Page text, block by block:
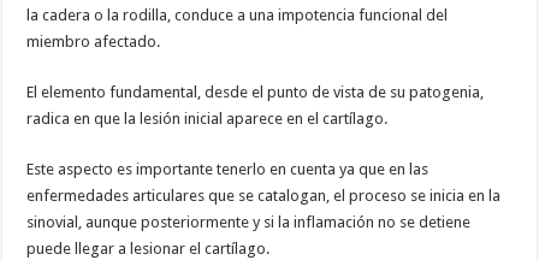
la cadera o la rodilla, conduce a una impotencia funcional del
miembro afectado.
El elemento fundamental, desde el punto de vista de su patogenia,
radica en que la lesión inicial aparece en el cartílago.
Este aspecto es importante tenerlo en cuenta ya que en las
enfermedades articulares que se catalogan, el proceso se inicia en la
sinovial, aunque posteriormente y si la inflamación no se detiene
puede llegar a lesionar el cartílago.